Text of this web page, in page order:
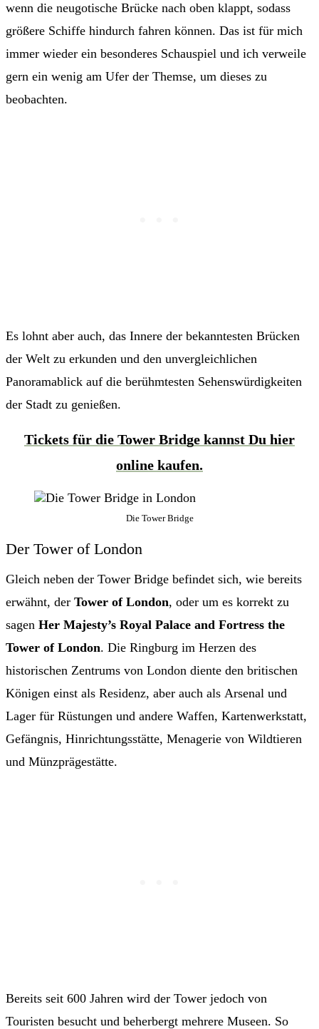
wenn die neugotische Brücke nach oben klappt, sodass
größere Schiffe hindurch fahren können. Das ist für mich
immer wieder ein besonderes Schauspiel und ich verweile
gern ein wenig am Ufer der Themse, um dieses zu
beobachten.
Es lohnt aber auch, das Innere der bekanntesten Brücken
der Welt zu erkunden und den unvergleichlichen
Panoramablick auf die berühmtesten Sehenswürdigkeiten
der Stadt zu genießen.
Tickets für die Tower Bridge kannst Du hier
online kaufen.
Die Tower Bridge
Der Tower of London
Gleich neben der Tower Bridge befindet sich, wie bereits
erwähnt, der Tower of London, oder um es korrekt zu
sagen Her Majesty’s Royal Palace and Fortress the
Tower of London. Die Ringburg im Herzen des
historischen Zentrums von London diente den britischen
Königen einst als Residenz, aber auch als Arsenal und
Lager für Rüstungen und andere Waffen, Kartenwerkstatt,
Gefängnis, Hinrichtungsstätte, Menagerie von Wildtieren
und Münzprägestätte.
Bereits seit 600 Jahren wird der Tower jedoch von
Touristen besucht und beherbergt mehrere Museen. So